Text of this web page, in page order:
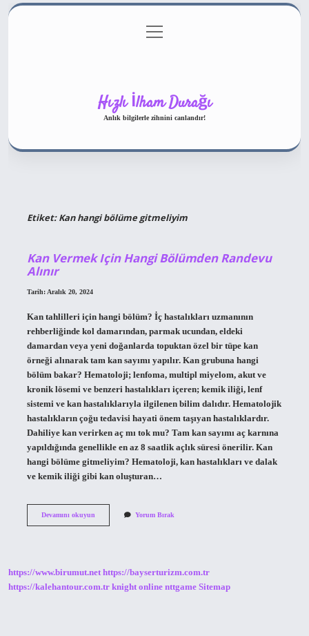
Gizlilik Politikası
menüyü
aç
Hızlı İlham Durağı
Anlık bilgilerle zihnini canlandır!
Etiket:Kan hangi bölüme gitmeliyim
Kan Vermek Için Hangi Bölümden Randevu
Alınır
Tarih: Aralık 20, 2024
Kan tahlilleri için hangi bölüm? İç hastalıkları uzmanının
rehberliğinde kol damarından, parmak ucundan, eldeki
damardan veya yeni doğanlarda topuktan özel bir tüpe kan
örneği alınarak tam kan sayımı yapılır. Kan grubuna hangi
bölüm bakar? Hematoloji; lenfoma, multipl miyelom, akut ve
kronik lösemi ve benzeri hastalıkları içeren; kemik iliği, lenf
sistemi ve kan hastalıklarıyla ilgilenen bilim dalıdır. Hematolojik
hastalıkların çoğu tedavisi hayati önem taşıyan hastalıklardır.
Dahiliye kan verirken aç mı tok mu? Tam kan sayımı aç karnına
yapıldığında genellikle en az 8 saatlik açlık süresi önerilir. Kan
hangi bölüme gitmeliyim? Hematoloji, kan hastalıkları ve dalak
ve kemik iliği gibi kan oluşturan…
Devamını okuyunKan
Alınır
Yorum Bırak
https://www.birumut.net https://bayserturizm.com.tr
https://kalehantour.com.tr knight online nttgame Sitemap